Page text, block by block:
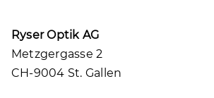
Ryser Optik AG
Metzgergasse 2
CH-9004 St. Gallen